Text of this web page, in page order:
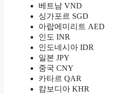
베트남 VND
싱가포르 SGD
아랍에미리트 AED
인도 INR
인도네시아 IDR
일본 JPY
중국 CNY
카타르 QAR
캄보디아 KHR